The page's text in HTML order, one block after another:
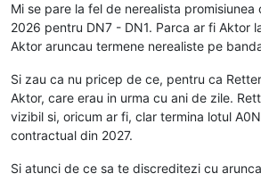
Mi se pare la fel de nerealista promisiunea
2026 pentru DN7 - DN1. Parca ar fi Aktor
Aktor aruncau termene nerealiste pe
Si zau ca nu pricep de ce, pentru ca
Aktor, care erau in urma cu ani de zile.
vizibil si, oricum ar fi, clar termina lotul
contractual din 2027.
Si atunci de ce sa te discreditezi cu